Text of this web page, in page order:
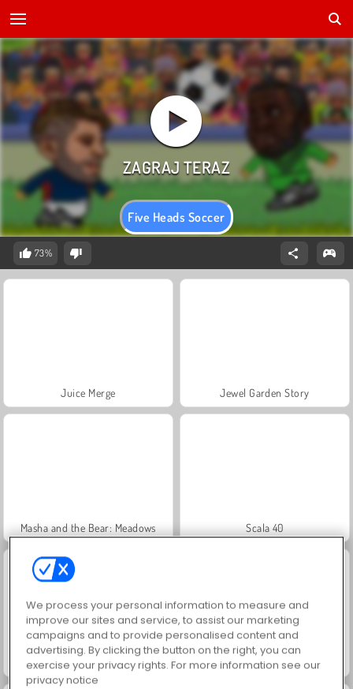
Five Heads Soccer
73%
Juice Merge Jewel Garden Story
Masha and the Bear: Meadows Scala 40
Grand Mahjong Connect Trollface Quest: USA 2
We process your personal information to measure and
improve our sites and service, to assist our marketing
campaigns and to provide personalised content and
advertising. By clicking the button on the right, you can
exercise your privacy rights. For more information see our
privacy notice